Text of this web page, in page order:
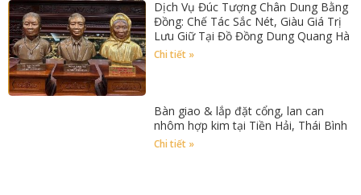
Dịch Vụ Đúc Tượng Chân Dung Bằng
Đồng: Chế Tác Sắc Nét, Giàu Giá Trị
Lưu Giữ Tại Đồ Đồng Dung Quang Hà
Chi tiết »
Bàn giao & lắp đặt cổng, lan can
nhôm hợp kim tại Tiền Hải, Thái Bình
Chi tiết »